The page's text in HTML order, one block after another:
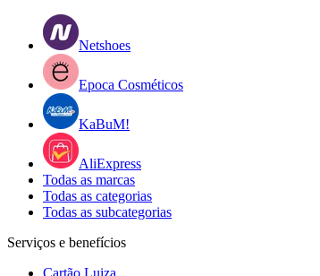
Netshoes
Epoca Cosméticos
KaBuM!
AliExpress
Todas as marcas
Todas as categorias
Todas as subcategorias
Serviços e benefícios
Cartão Luiza